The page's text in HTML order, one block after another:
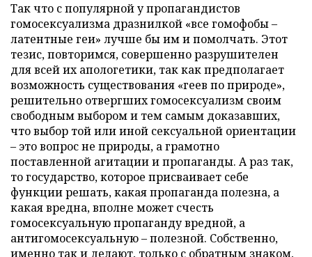
Так что с популярной у пропагандистов
гомосексуализма дразнилкой «все гомофобы –
латентные геи» лучше бы им и помолчать. Этот
тезис, повторимся, совершенно разрушителен
для всей их апологетики, так как предполагает
возможность существования «геев по природе»,
решительно отвергших гомосексуализм своим
свободным выбором и тем самым доказавших,
что выбор той или иной сексуальной ориентации
– это вопрос не природы, а грамотно
поставленной агитации и пропаганды. А раз так,
то государство, которое присваивает себе
функции решать, какая пропаганда полезна, а
какая вредна, вполне может счесть
гомосексуальную пропаганду вредной, а
антигомосексуальную – полезной. Собственно,
именно так и делают, только с обратным знаком,